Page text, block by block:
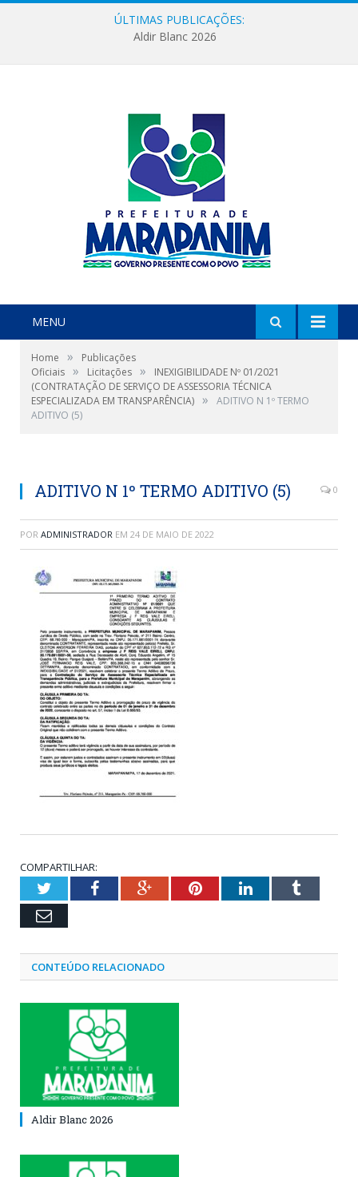
ÚLTIMAS PUBLICAÇÕES:
Aldir Blanc 2026
MENU
Home »
Publicações
Oficiais » Licitações »
INEXIGIBILIDADE Nº 01/2021
(CONTRATAÇÃO DE SERVIÇO DE ASSESSORIA TÉCNICA
ESPECIALIZADA EM TRANSPARÊNCIA) »
ADITIVO N 1º TERMO
ADITIVO (5)
ADITIVO N 1º TERMO ADITIVO (5) 0
POR ADMINISTRADOR EM 24 DE MAIO DE 2022
COMPARTILHAR:
TwitterFacebookGoogle+PinterestLinkedInTumblr
Email
CONTEÚDO RELACIONADO
Aldir Blanc 2026